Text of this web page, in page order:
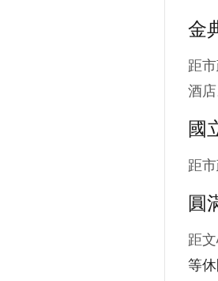
金
距
酒
國
距
圓
距
等